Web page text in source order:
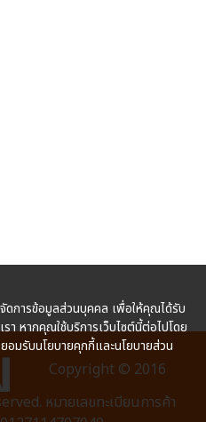
Copyright © 2016
หมายเลขทะเบียนการค้า
ดการข้อมูลส่วนบุคคล เพื่อให้คุณได้รับ
า หากคุณใช้บริการเว็บไซต์นี้ต่อไปโดย
มรับนโยบายคุกกี้และนโยบายส่วน